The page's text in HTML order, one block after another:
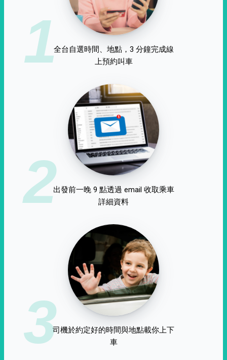
1全台自選時間、地點，3 分鐘完成線
上預約叫車
2出發前一晚 9 點透過 email 收取乘車
詳細資料
3司機於約定好的時間與地點載你上下
車